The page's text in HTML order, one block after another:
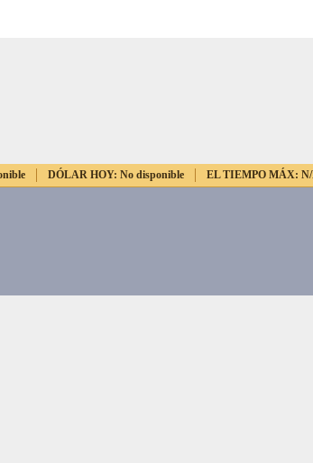
DÓLAR HOY: No disponible EL TIEMPO MÁX: